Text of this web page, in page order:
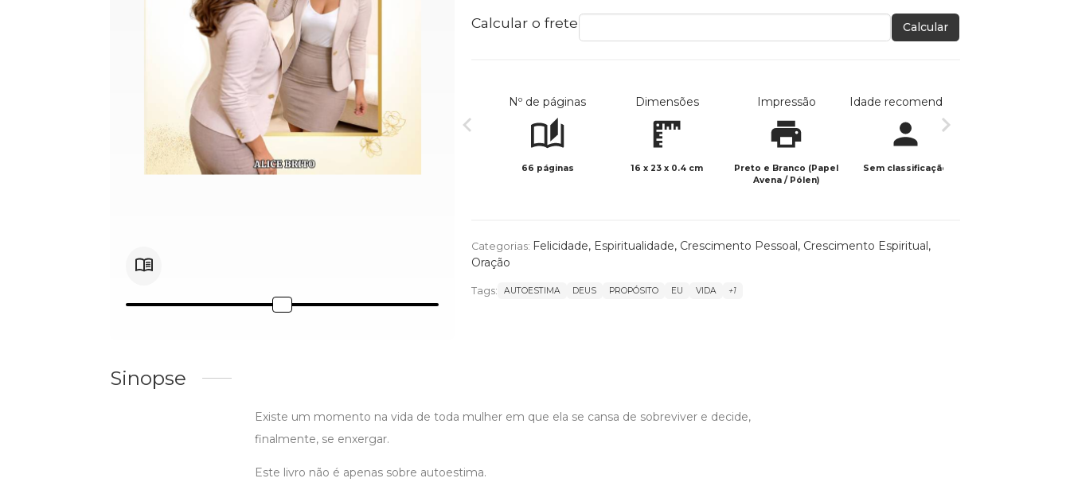
Calcular o frete Calcular
Nº de páginas
66 páginas
Dimensões
16 x 23 x 0.4 cm
Impressão
Preto e Branco (Papel
Avena / Pólen)
Idade recomendada
Sem classificação
Categorias: Felicidade, Espiritualidade, Crescimento Pessoal, Crescimento Espiritual,
Oração
Tags: AUTOESTIMA DEUS PROPÓSITO EU VIDA +1
Sinopse
Existe um momento na vida de toda mulher em que ela se cansa de sobreviver e decide,
finalmente, se enxergar.
Este livro não é apenas sobre autoestima.